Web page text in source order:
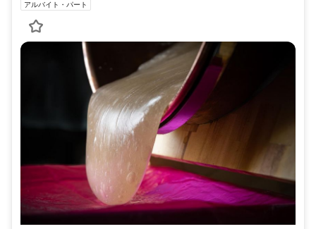
アルバイト・パート